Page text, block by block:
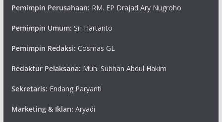
Pemimpin Perusahaan: RM. EP Drajad Ary Nugroho
Pemimpin Umum: Sri Hartanto
Pemimpin Redaksi: Cosmas GL
Redaktur Pelaksana: Muh. Subhan Abdul Hakim
Sekretaris: Endang Paryanti
Marketing & Iklan: Aryadi